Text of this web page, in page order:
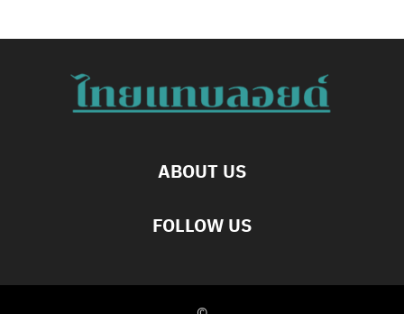
ABOUT US
FOLLOW US